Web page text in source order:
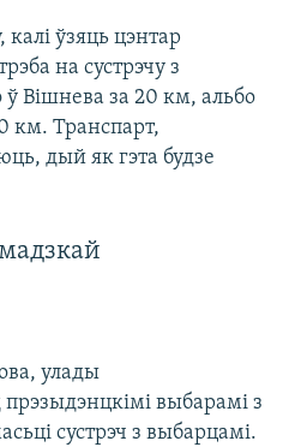
ўзяць цэнтар
на сустрэчу з
Вішнева за 20 км, альбо
км. Транспарт,
дый як гэта будзе
улады
выбарамі з
сустрэч з выбарцамі.